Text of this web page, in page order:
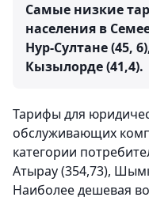
Самые низкие
населения в
Нур-Султане (45,
Кызылорде (41,4).
Тарифы для
обслуживающих
категории
Атырау (354,73),
Наиболее дешевая